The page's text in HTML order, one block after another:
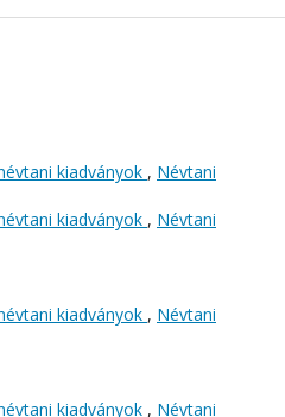
kiadványok , Névtani
kiadványok , Névtani
kiadványok , Névtani
kiadványok , Névtani